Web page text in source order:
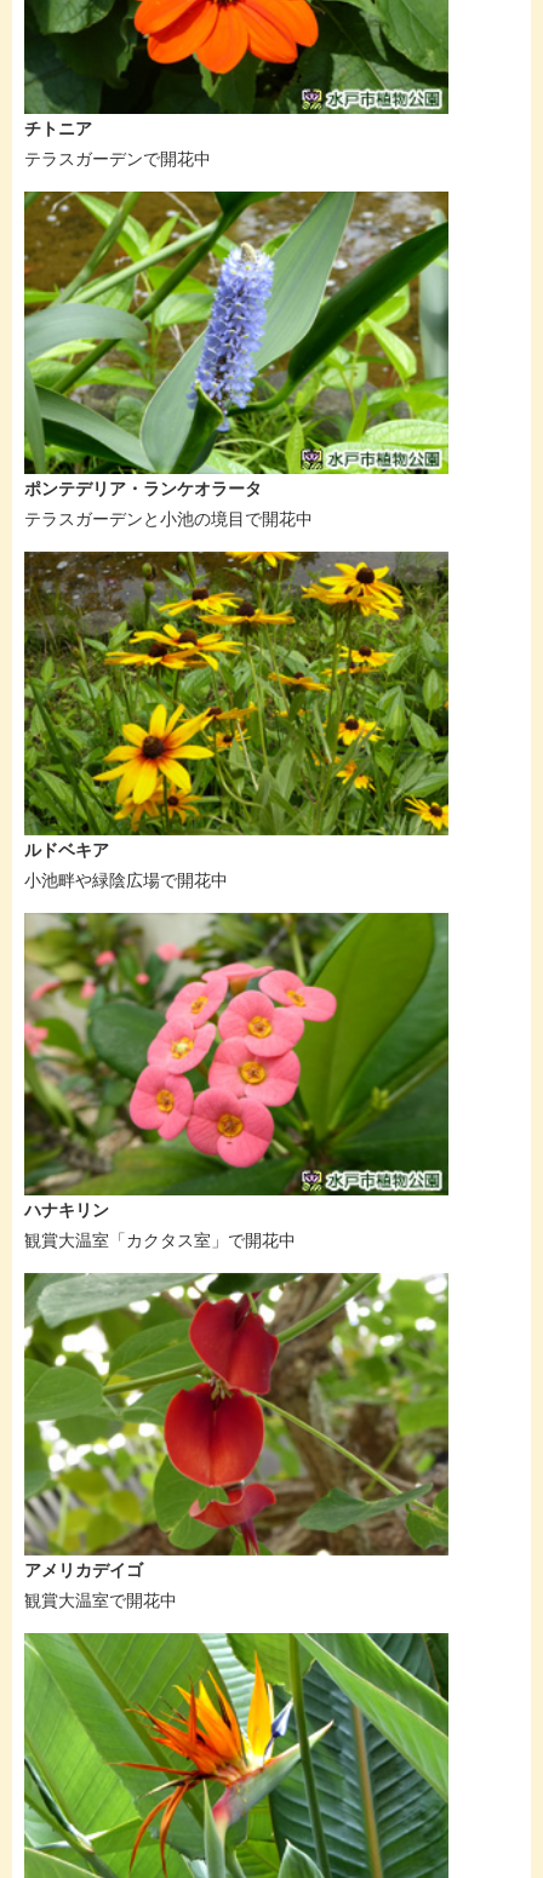
チトニア
テラスガーデンで開花中
ポンテデリア・ランケオラータ
テラスガーデンと小池の境目で開花中
ルドベキア
小池畔や緑陰広場で開花中
ハナキリン
観賞大温室「カクタス室」で開花中
アメリカデイゴ
観賞大温室で開花中